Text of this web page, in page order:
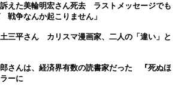
えた美輪明宏さん死去 ラストメッセージでも
争なんか起こりません」
三平さん カリスマ漫画家、二人の「違い」と
さんは、経済界有数の読書家だった 『死ぬほ
ーに